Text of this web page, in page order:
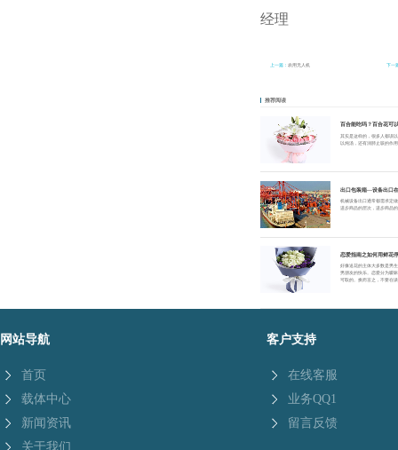
经理
上一篇： 农用无人机 下一
推荐阅读
百合能吃吗？百合花可
其实是这样的，很多人都误
以炖汤，还有润肺止咳的作
出口包装箱—设备出口
机械设备出口通常都需求定
进步商品的层次，进步商品
恋爱指南之如何用鲜花
好像送花的主体大多数是男
男朋友的快乐。恋爱分为暧
可取的。换而言之，不要在
网站导航
首页
载体中心
新闻资讯
关于我们
客户支持
在线客服
业务QQ1
留言反馈